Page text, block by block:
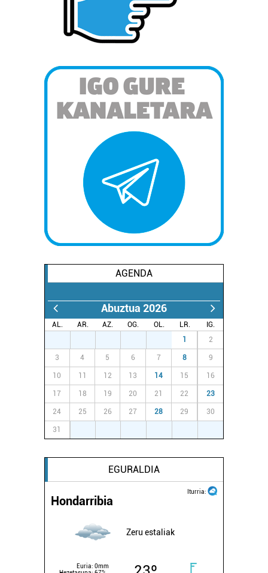
AGENDA
Abuztua 2026
AL. AR. AZ. OG. OL. LR.
IG.
1 2
3 4 5 6 7 8 9
10 11 12 13 14 15 16
17 18 19 20 21 22 23
24 25 26 27 28 29 30
31
EGURALDIA
Iturria:
Hondarribia
Zeru estaliak
Euria: 0mm